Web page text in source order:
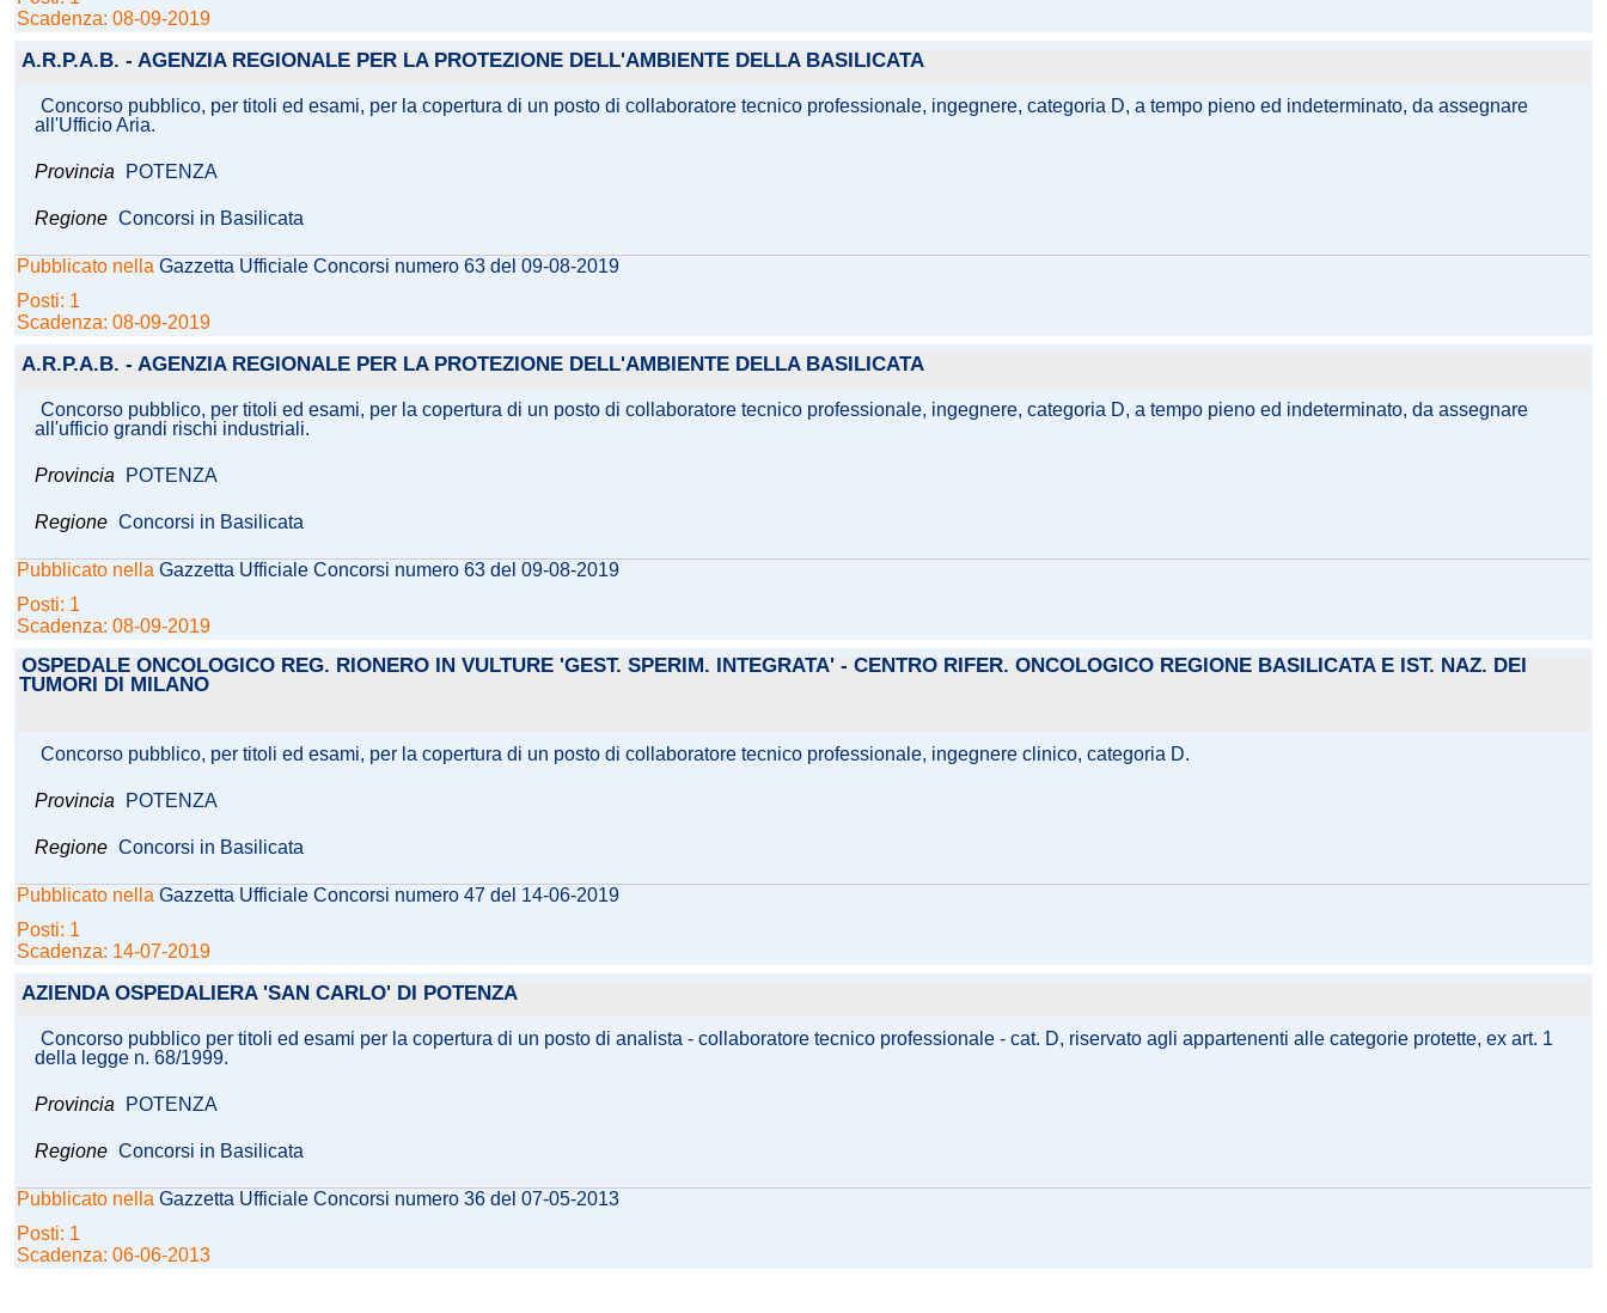
Scadenza: 08-09-2019
A.R.P.A.B. - AGENZIA REGIONALE PER LA PROTEZIONE DELL'AMBIENTE DELLA BASILICATA
Concorso pubblico, per titoli ed esami, per la copertura di un posto di collaboratore tecnico professionale, ingegnere, categoria D, a tempo pieno ed indeterminato, da assegnare
all'Ufficio Aria.
Provincia POTENZA
Regione Concorsi in Basilicata
Pubblicato nella Gazzetta Ufficiale Concorsi numero 63 del 09-08-2019
Posti: 1
Scadenza: 08-09-2019
A.R.P.A.B. - AGENZIA REGIONALE PER LA PROTEZIONE DELL'AMBIENTE DELLA BASILICATA
Concorso pubblico, per titoli ed esami, per la copertura di un posto di collaboratore tecnico professionale, ingegnere, categoria D, a tempo pieno ed indeterminato, da assegnare
all'ufficio grandi rischi industriali.
Provincia POTENZA
Regione Concorsi in Basilicata
Pubblicato nella Gazzetta Ufficiale Concorsi numero 63 del 09-08-2019
Posti: 1
Scadenza: 08-09-2019
OSPEDALE ONCOLOGICO REG. RIONERO IN VULTURE 'GEST. SPERIM. INTEGRATA' - CENTRO RIFER. ONCOLOGICO REGIONE BASILICATA E IST. NAZ. DEI
TUMORI DI MILANO
Concorso pubblico, per titoli ed esami, per la copertura di un posto di collaboratore tecnico professionale, ingegnere clinico, categoria D.
Provincia POTENZA
Regione Concorsi in Basilicata
Pubblicato nella Gazzetta Ufficiale Concorsi numero 47 del 14-06-2019
Posti: 1
Scadenza: 14-07-2019
AZIENDA OSPEDALIERA 'SAN CARLO' DI POTENZA
Concorso pubblico per titoli ed esami per la copertura di un posto di analista - collaboratore tecnico professionale - cat. D, riservato agli appartenenti alle categorie protette, ex art. 1
della legge n. 68/1999.
Provincia POTENZA
Regione Concorsi in Basilicata
Pubblicato nella Gazzetta Ufficiale Concorsi numero 36 del 07-05-2013
Posti: 1
Scadenza: 06-06-2013